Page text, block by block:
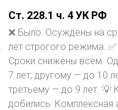
Ст. 228.1 ч. 4 УК РФ
❌ Было: Осуждены на
лет строгого режима.
Сроки снижены всем.
7 лет, другому — до 10
третьему — до 9 лет. 💡
добились: Комплексная